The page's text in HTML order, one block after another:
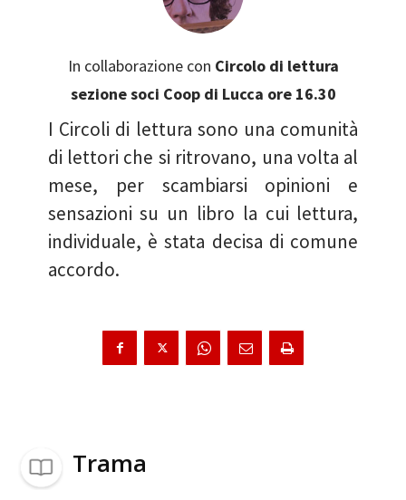
In collaborazione con Circolo di lettura
sezione soci Coop di Lucca ore 16.30
I Circoli di lettura sono una comunità
di lettori che si ritrovano, una volta al
mese, per scambiarsi opinioni e
sensazioni su un libro la cui lettura,
individuale, è stata decisa di comune
accordo.
Trama